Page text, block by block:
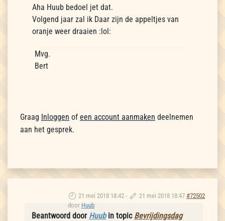
Aha Huub bedoel jet dat.
Volgend jaar zal ik Daar zijn de appeltjes van
oranje weer draaien :lol:
Mvg.
Bert
Graag Inloggen of een account aanmaken deelnemen
aan het gesprek.
21 mei 2018 18:42 - 21 mei 2018 18:47 #72502
door Huub
Beantwoord door Huubin topic Bevrijdingsdag